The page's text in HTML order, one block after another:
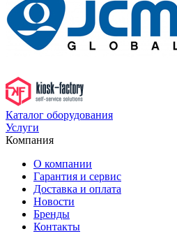
Каталог оборудования
Услуги
Компания
О компании
Гарантия и сервис
Доставка и оплата
Новости
Бренды
Контакты